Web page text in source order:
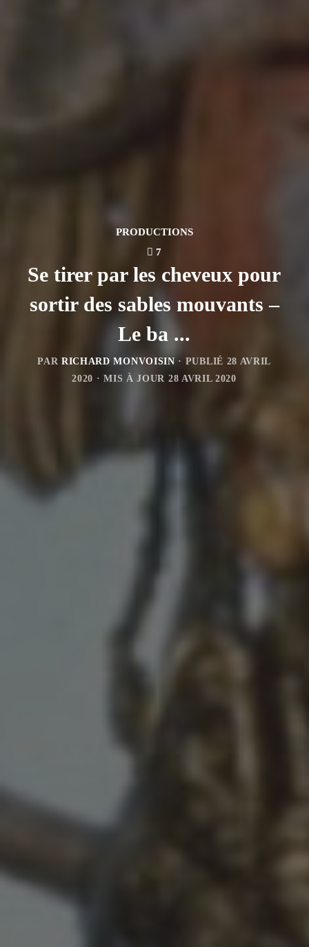
PRODUCTIONS
7
Se tirer par les cheveux pour
sortir des sables mouvants –
Le ba ...
PAR RICHARD MONVOISIN · PUBLIÉ 28 AVRIL
2020 · MIS À JOUR 28 AVRIL 2020